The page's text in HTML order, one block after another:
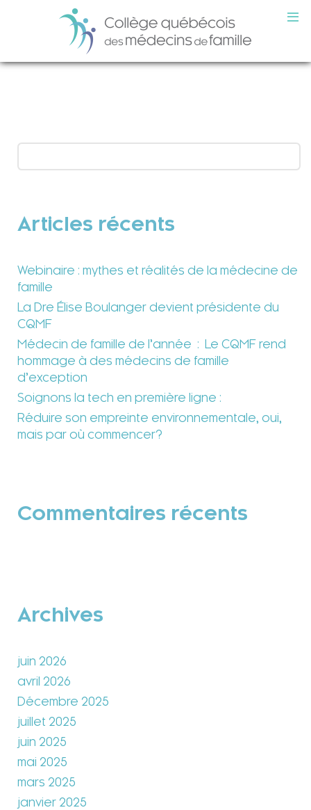
Articles récents
Webinaire : mythes et réalités de la médecine de
famille
La Dre Élise Boulanger devient présidente du
CQMF
Médecin de famille de l’année : Le CQMF rend
hommage à des médecins de famille
d’exception
Soignons la tech en première ligne :
Réduire son empreinte environnementale, oui,
mais par où commencer?
Commentaires récents
Archives
juin 2026
avril 2026
Décembre 2025
juillet 2025
juin 2025
mai 2025
mars 2025
janvier 2025